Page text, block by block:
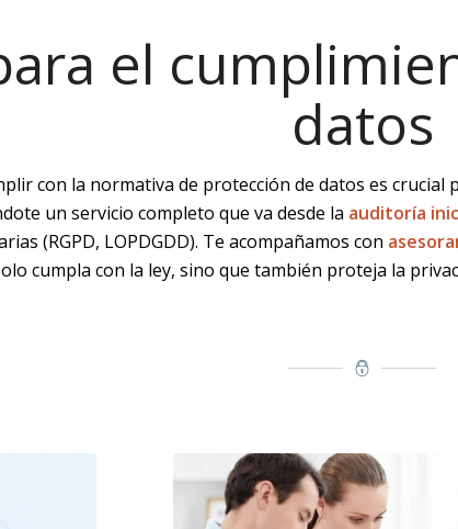
el
datos
con la normativa de protección de datos es
un servicio completo que va desde la auditoría
(RGPD, LOPDGDD). Te acompañamos con
cumpla con la ley, sino que también proteja la